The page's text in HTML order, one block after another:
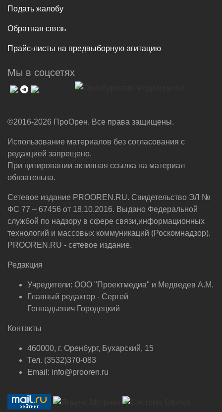
Подать жалобу
Обратная связь
Прайс-листы на предвыборную агитацию
Мы в соцсетях
©2016-2026 ПроОрен. Все права защищены.
Использование материалов без согласования с
редакцией запрещено.
При цитировании активная ссылка на материал
обязательна.
Сетевое издание PROOREN.RU. Свидетельство ЭЛ №
ФС 77 – 67456 от 18.10.2016. Выдано Федеральной
службой по надзору в сфере связи,информационных
технологий и массовых коммуникаций (Роскомнадзор).
PROOREN.RU - сетевое издание.
Редакция
Учредители: ООО "Проектмедиа" и Медведев А.М.
Главный редактор - Сергей
Геннадьевич Городецкий
Контакты
460000, г. Оренбург, Бухарский, 15
Тел. (3532)370-083
Email: info@prooren.ru